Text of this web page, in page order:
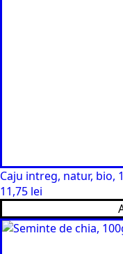
Caju intreg, natur, bio,
11,75 lei